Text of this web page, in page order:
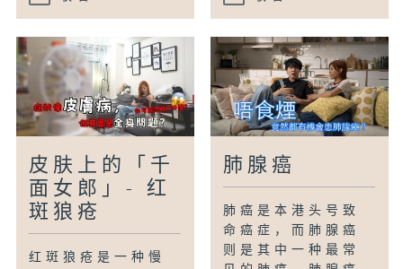
皮肤上的「千
面女郎」- 红
斑狼疮
红斑狼疮是一种慢
肺腺癌
肺癌是本港头号致
命癌症，而肺腺癌
则是其中一种最常